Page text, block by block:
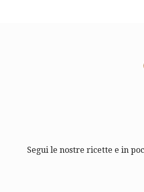
Segui le nostre ricette e in